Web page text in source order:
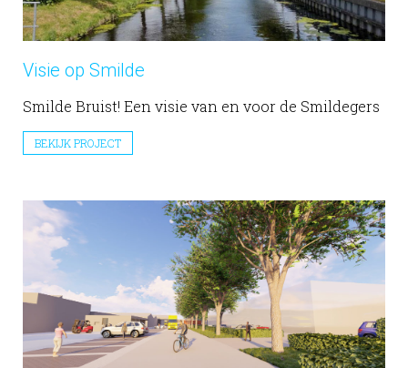
Visie op Smilde
Smilde Bruist! Een visie van en voor de Smildegers
BEKIJK PROJECT